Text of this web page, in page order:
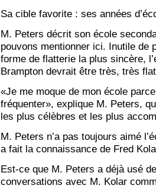
Sa cible favorite : ses années
M. Peters décrit son école
pouvons mentionner ici. Inutile de
forme de flatterie la plus sincère,
Brampton devrait être très, très
«Je me moque de mon école
fréquenter», explique M. Peters,
les plus célèbres et les plus
M. Peters n’a pas toujours aimé
a fait la connaissance de Fred
Est-ce que M. Peters a déjà usé
conversations avec M. Kolar